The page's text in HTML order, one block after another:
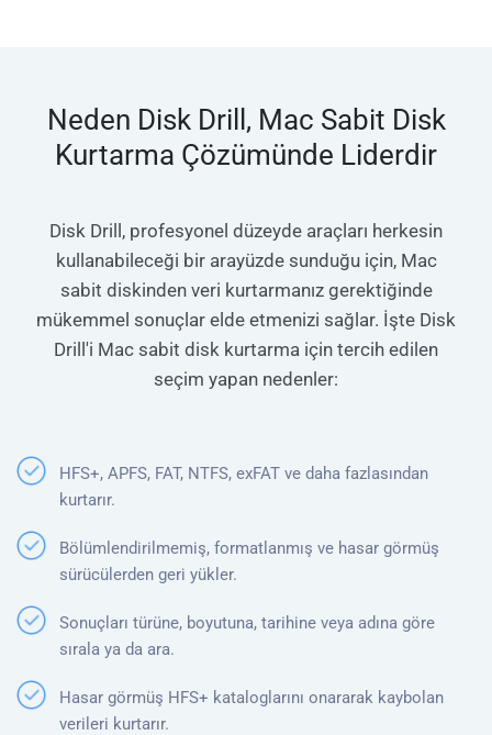
Neden Disk Drill, Mac Sabit Disk
Kurtarma Çözümünde Liderdir
Disk Drill, profesyonel düzeyde araçları herkesin
kullanabileceği bir arayüzde sunduğu için, Mac
sabit diskinden veri kurtarmanız gerektiğinde
mükemmel sonuçlar elde etmenizi sağlar. İşte Disk
Drill'i Mac sabit disk kurtarma için tercih edilen
seçim yapan nedenler:
HFS+, APFS, FAT, NTFS, exFAT ve daha fazlasından
kurtarır.
Bölümlendirilmemiş, formatlanmış ve hasar görmüş
sürücülerden geri yükler.
Sonuçları türüne, boyutuna, tarihine veya adına göre
sırala ya da ara.
Hasar görmüş HFS+ kataloglarını onararak kaybolan
verileri kurtarır.